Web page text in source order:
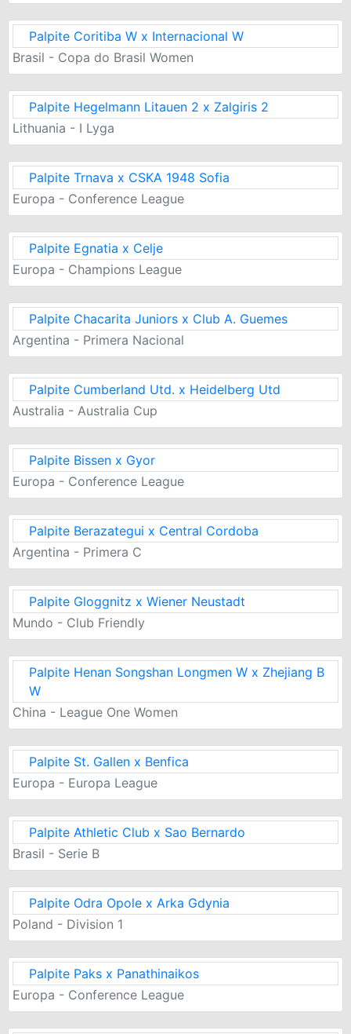
Palpite Coritiba W x Internacional W
Brasil - Copa do Brasil Women
Palpite Hegelmann Litauen 2 x Zalgiris 2
Lithuania - I Lyga
Palpite Trnava x CSKA 1948 Sofia
Europa - Conference League
Palpite Egnatia x Celje
Europa - Champions League
Palpite Chacarita Juniors x Club A. Guemes
Argentina - Primera Nacional
Palpite Cumberland Utd. x Heidelberg Utd
Australia - Australia Cup
Palpite Bissen x Gyor
Europa - Conference League
Palpite Berazategui x Central Cordoba
Argentina - Primera C
Palpite Gloggnitz x Wiener Neustadt
Mundo - Club Friendly
Palpite Henan Songshan Longmen W x Zhejiang B
W
China - League One Women
Palpite St. Gallen x Benfica
Europa - Europa League
Palpite Athletic Club x Sao Bernardo
Brasil - Serie B
Palpite Odra Opole x Arka Gdynia
Poland - Division 1
Palpite Paks x Panathinaikos
Europa - Conference League